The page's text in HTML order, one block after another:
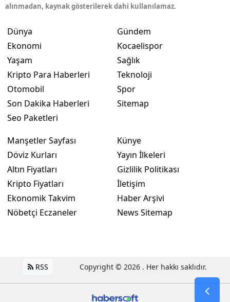
alınmadan, kaynak gösterilerek dahi kullanılamaz.
Dünya
Ekonomi
Yaşam
Kripto Para Haberleri
Otomobil
Son Dakika Haberleri
Seo Paketleri
Gündem
Kocaelispor
Sağlık
Teknoloji
Spor
Sitemap
Manşetler Sayfası
Döviz Kurları
Altın Fiyatları
Kripto Fiyatları
Ekonomik Takvim
Nöbetçi Eczaneler
Künye
Yayın İlkeleri
Gizlilik Politikası
İletişim
Haber Arşivi
News Sitemap
RSS Copyright © 2026 . Her hakkı saklıdır.